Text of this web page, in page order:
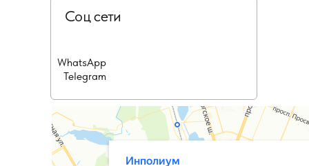
Соц сети
WhatsApp
Telegram